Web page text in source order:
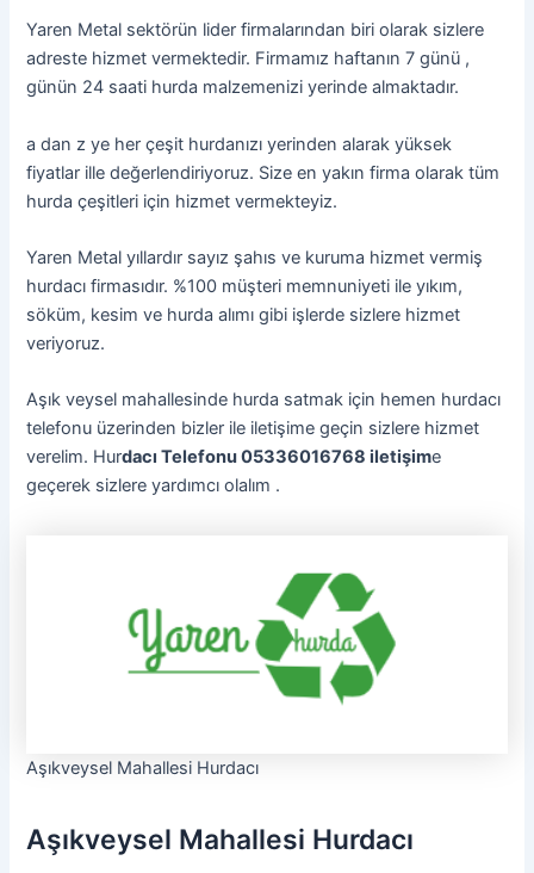
Yaren Metal sektörün lider firmalarından biri olarak sizlere
adreste hizmet vermektedir. Firmamız haftanın 7 günü ,
günün 24 saati hurda malzemenizi yerinde almaktadır.
a dan z ye her çeşit hurdanızı yerinden alarak yüksek
fiyatlar ille değerlendiriyoruz. Size en yakın firma olarak tüm
hurda çeşitleri için hizmet vermekteyiz.
Yaren Metal yıllardır sayız şahıs ve kuruma hizmet vermiş
hurdacı firmasıdır. %100 müşteri memnuniyeti ile yıkım,
söküm, kesim ve hurda alımı gibi işlerde sizlere hizmet
veriyoruz.
Aşık veysel mahallesinde hurda satmak için hemen hurdacı
telefonu üzerinden bizler ile iletişime geçin sizlere hizmet
verelim. Hurdacı Telefonu 05336016768 iletişime
geçerek sizlere yardımcı olalım .
Aşıkveysel Mahallesi Hurdacı
Aşıkveysel Mahallesi Hurdacı